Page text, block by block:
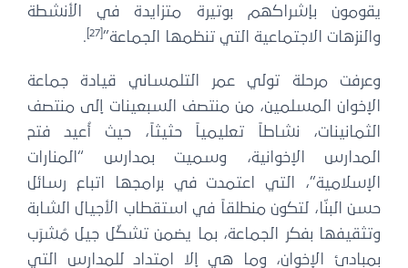
يقومون بإشراكهم بوتيرة متزايدة في الأنشطة
والنزهات الاجتماعية التي تنظمها الجماعة”
.
وعرفت مرحلة تولي عمر التلمساني قيادة جماعة
الإخوان المسلمين، من منتصف السبعينات إلى منتصف
الثمانينات، نشاطاً تعليمياً حثيثاً، حيث أُعيد فتح
المدارس الإخوانية، وسميت بمدارس “المنارات
الإسلامية”، التي اعتمدت في برامجها اتباع رسائل
حسن البنّا، لتكون منطلقاً في استقطاب الأجيال الشابة
وتثقيفها بفكر الجماعة، بما يضمن تشكّل جيل مُشرَب
بمبادئ الإخوان، وما هي إلا امتداد للمدارس التي